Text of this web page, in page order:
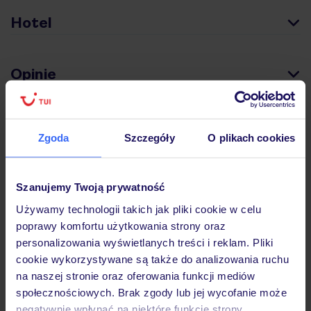
Zgoda Szczegóły O plikach cookies
Szanujemy Twoją prywatność
Używamy technologii takich jak pliki cookie w celu
poprawy komfortu użytkowania strony oraz
personalizowania wyświetlanych treści i reklam. Pliki
cookie wykorzystywane są także do analizowania ruchu
na naszej stronie oraz oferowania funkcji mediów
społecznościowych. Brak zgody lub jej wycofanie może
Hotel
Opinie
Wyżywienie
Ważne informacje
Często zadawane pytania